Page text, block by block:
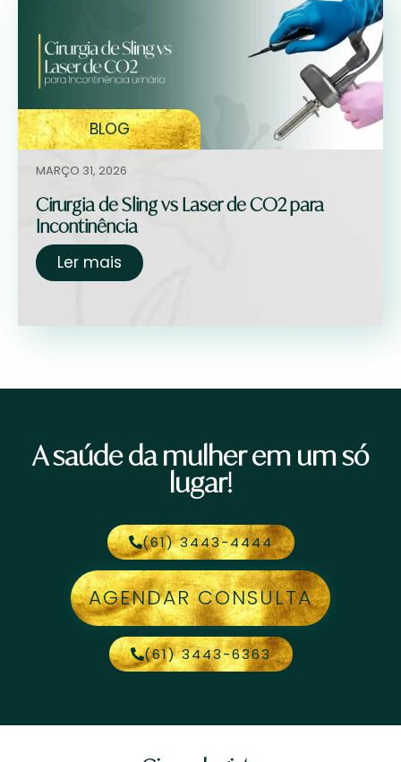
BLOG
MARÇO 31, 2026
Cirurgia de Sling vs Laser de CO2 para
Incontinência
Ler mais
A saúde da mulher em um só
lugar!
(61) 3443-4444
AGENDAR CONSULTA
(61) 3443-6363